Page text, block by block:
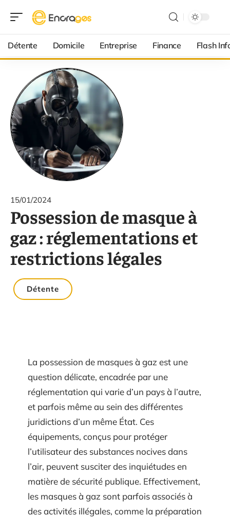
Détente Domicile Entreprise Finance Flash
15/01/2024
Possession de masque à
gaz : réglementations et
restrictions légales
Détente
La possession de masques à gaz est une
question délicate, encadrée par une
réglementation qui varie d’un pays à l’autre,
et parfois même au sein des différentes
juridictions d’un même État. Ces
équipements, conçus pour protéger
l’utilisateur des substances nocives dans
l’air, peuvent susciter des inquiétudes en
matière de sécurité publique. Effectivement,
les masques à gaz sont parfois associés à
des activités illégales, comme la préparation